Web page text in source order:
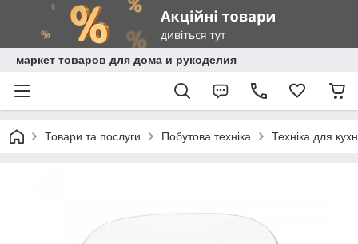
маркет товаров для дома и рукоделия
Товари та послуги Побутова техніка Техніка для